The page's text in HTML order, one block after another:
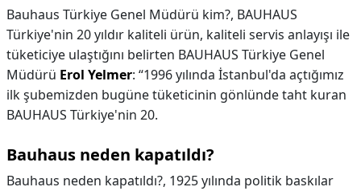
Bauhaus Türkiye Genel Müdürü kim?, BAUHAUS
Türkiye'nin 20 yıldır kaliteli ürün, kaliteli servis anlayışı ile
tüketiciye ulaştığını belirten BAUHAUS Türkiye Genel
Müdürü Erol Yelmer: “1996 yılında İstanbul'da açtığımız
ilk şubemizden bugüne tüketicinin gönlünde taht kuran
BAUHAUS Türkiye'nin 20.
Bauhaus neden kapatıldı?
Bauhaus neden kapatıldı?, 1925 yılında politik baskılar